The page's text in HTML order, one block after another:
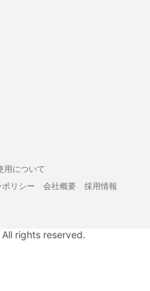
用について
リシー 会社概要
採用情報
rights reserved.